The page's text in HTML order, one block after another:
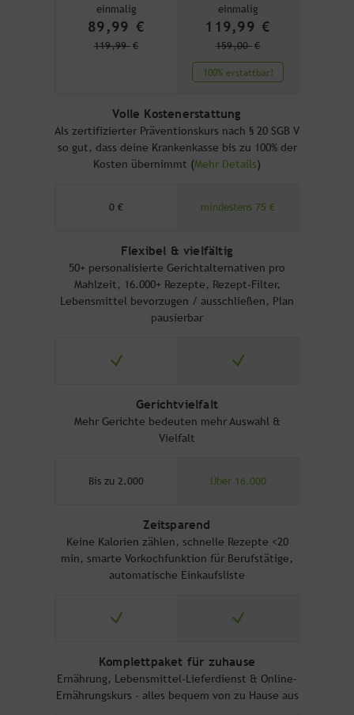
einmalig
89,99 €
119,99 €
einmalig
119,99 €
159,00 €
100% erstattbar!
Volle Kostenerstattung
Als zertifizierter Präventionskurs nach § 20 SGB V
so gut, dass deine Krankenkasse bis zu 100% der
Kosten übernimmt (Mehr Details)
0 € mindestens 75 €
Flexibel & vielfältig
50+ personalisierte Gerichtalternativen pro
Mahlzeit, 16.000+ Rezepte, Rezept-Filter,
Lebensmittel bevorzugen / ausschließen, Plan
pausierbar
Gerichtvielfalt
Mehr Gerichte bedeuten mehr Auswahl &
Vielfalt
Bis zu 2.000 Über 16.000
Zeitsparend
Keine Kalorien zählen, schnelle Rezepte <20
min, smarte Vorkochfunktion für Berufstätige,
automatische Einkaufsliste
Komplettpaket für zuhause
Ernährung, Lebensmittel-Lieferdienst & Online-
Ernährungskurs - alles bequem von zu Hause aus